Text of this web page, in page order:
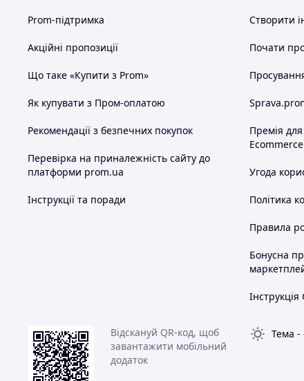
Prom-підтримка
Акційні пропозиції
Що таке «Купити з Prom»
Як купувати з Пром-оплатою
Рекомендації з безпечних покупок
Перевірка на приналежність сайту до
платформи prom.ua
Інструкції та поради
Створити
Почати
Премія
Угода
Політика
Правила
Бонусна
Відскануй QR-код, щоб
завантажити мобільний
додаток
Тема -